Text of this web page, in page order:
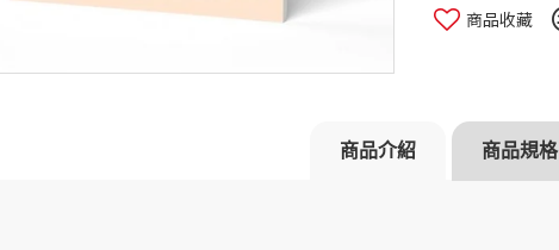
$168
商品收藏
商品介紹 商品規格